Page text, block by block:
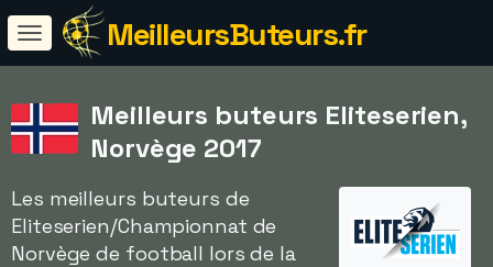
MeilleursButeurs.fr
Meilleurs buteurs Eliteserien,
Norvège 2017
Les meilleurs buteurs de
Eliteserien/Championnat de
Norvège de football lors de la